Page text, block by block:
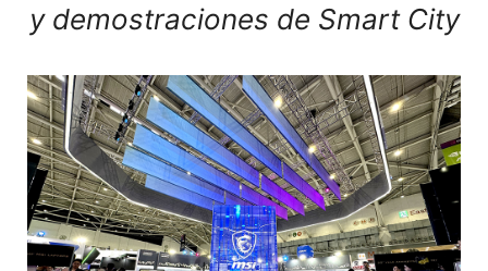
y demostraciones de Smart City